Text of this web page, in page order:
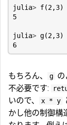
julia> f(2,3)
5
julia> g(2,3)
6
もちろん、 g
不必要です:
いので、
x * y
かし他の制御構